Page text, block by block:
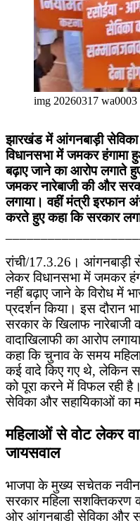
img 20260317 wa0003
झारखंड में आंगनबाड़ी
विधानसभा में जमकर
बढ़ाए जाने का आरोप लगाते
जमकर नारेबाजी की और
लगाया। वहीं मंत्री इरफान
करते हुए कहा कि सरकार
रांची/17.3.26। आंगनबाड़ी
लेकर विधानसभा में जमकर
नहीं बढ़ाए जाने के विरोध में
प्रदर्शन किया। इस दौरान
सरकार के खिलाफ
वादाखिलाफी का आरोप
कहा कि चुनाव के समय
कई वादे किए गए थे, लेकिन
को पूरा करने में विफल रही
सेविका और सहायिकाओं का
महिलाओं से वोट लेकर
जायसवाल
भाजपा के मुख्य सचेतक
सरकार महिला सशक्तिकरण
ओर आंगनबाड़ी सेविका और